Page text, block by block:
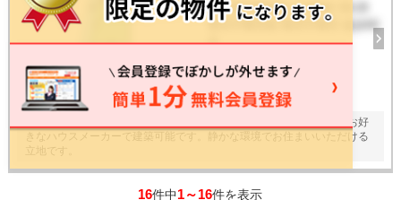
24
枚
栃木県宇都宮市上戸祭町 89-28
東武宇都宮線 東武宇都宮 徒歩60
分
宇都宮市内で５００万円台のお土地です。建築条件はありません。お好
きなハウスメーカーで建築可能です。静かな環境でお住まいいただける
立地です。
16件中1～16件を表示